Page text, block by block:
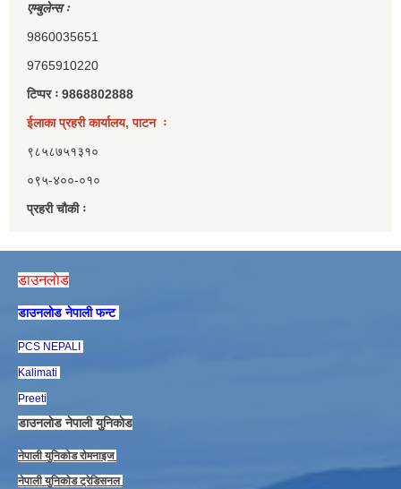
एम्बुलेन्स ः
9860035651
9765910220
टिप्पर ः 9868802888
ईलाका प्रहरी कार्यालय, पाटन ः
९८५८७५१३१०
०९५-४००-०१०
प्रहरी चौकी ः
डाउनलाेड
डाउनलाेड नेपाली फन्ट
PCS NEPALI
Kalimati
Preeti
डाउनलाेड नेपाली युनिकाेड
नेपाली युनिकाेड राेमनाइज
नेपाली युनिकाेड ट्रेडिसनल